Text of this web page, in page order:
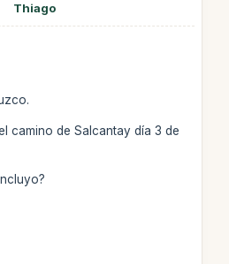
Thiago
camino de Salcantay día 3 de